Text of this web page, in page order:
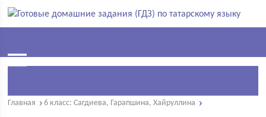
Главная 6 класс: Сагдиева, Гарапшина, Хайруллина